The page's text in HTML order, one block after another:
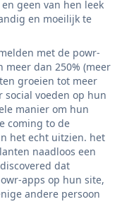
geen van hen leek
en moeilijk te
met de powr-
meer dan 250% (meer
groeien tot meer
social voeden op hun
manier om hun
coming to de
het echt uitzien. het
naadloos een
dat
apps op hun site,
andere persoon